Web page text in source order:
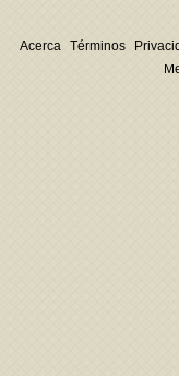
Acerca Términos